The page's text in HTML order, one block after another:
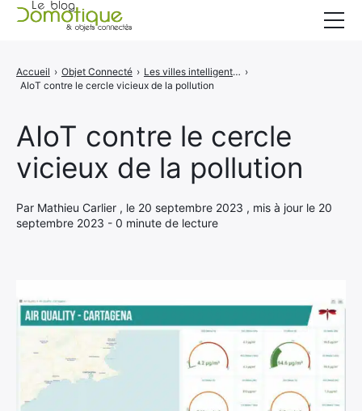
AIoT contre le cercle
vicieux de la pollution
Par Mathieu Carlier , le 20 septembre 2023 , mis à jour le 20
septembre 2023 - 0 minute de lecture
Accueil › Objet Connecté › Les villes intelligentes et l'AIoT : vers une révolution environnementale ›
AIoT contre le cercle vicieux de la pollution
Catégories
A propos
CONTACT